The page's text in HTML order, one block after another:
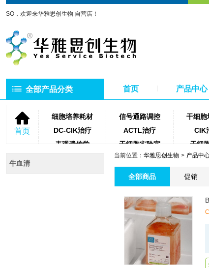
SO，欢迎来华雅思创生物 自营店！
全部产品分类 首页 产品中心
首页
细胞培养耗材 信号通路调控 干细胞
DC-CIK治疗
ACTL治疗 CIK
表观遗传学
干细胞实验室 干细
微生物培养基 琼
牛血清
测序相关试剂耗材 PCR相
牛血清
当前位置： 华雅思创生物 产品中
全部商品 促销